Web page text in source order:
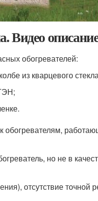
Видео
обогревателей:
из кварцевого
обогревателям,
но не в
отсутствие точной